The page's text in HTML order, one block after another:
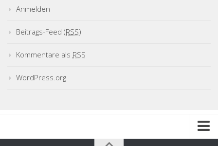
Anmelden
Beitrags-Feed (RSS)
Kommentare als RSS
WordPress.org